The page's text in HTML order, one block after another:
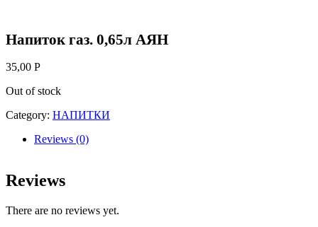
Напиток газ. 0,65л АЯН
35,00 Р
Out of stock
Category: НАПИТКИ
Reviews (0)
Reviews
There are no reviews yet.